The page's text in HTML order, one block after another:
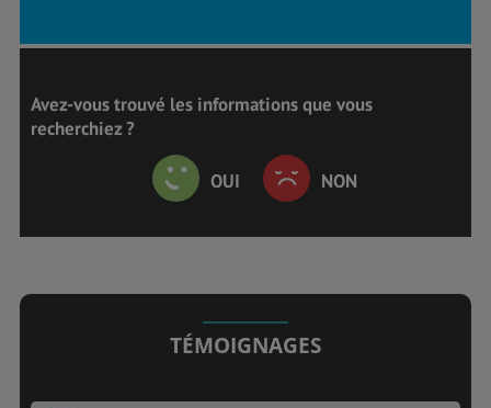
Avez-vous trouvé les informations que vous
recherchiez ?
OUI NON
TÉMOIGNAGES